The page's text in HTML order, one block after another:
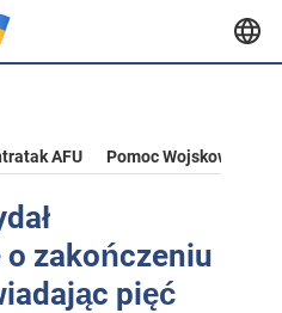
AFU Pomoc Wojskowa Dla
zakończeniu
pięć